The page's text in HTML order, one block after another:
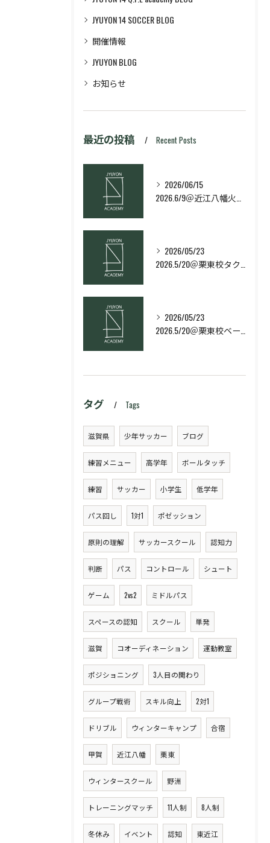
JYUYON 14 SOCCER BLOG
開催情報
JYUYON BLOG
お知らせ
最近の投稿 Recent Posts
2026/06/15
2026/05/23
2026/05/23
タグ Tags
滋賀県 少年サッカー ブログ
練習メニュー 高学年 ボールタッチ
練習 サッカー 小学生 低学年
パス回し 1対1 ポゼッション
原則の理解 サッカースクール 認知力
判断 パス コントロール シュート
ゲーム 2vs2 ミドルパス
スペースの認知 スクール 単発
滋賀 コオーディネーション 運動教室
ポジショニング 3人目の関わり
グループ戦術 スキル向上 2対1
ドリブル ウィンターキャンプ 合宿
甲賀 近江八幡 栗東
ウィンタースクール 野洲
トレーニングマッチ 11人制 8人制
冬休み イベント 認知 東近江